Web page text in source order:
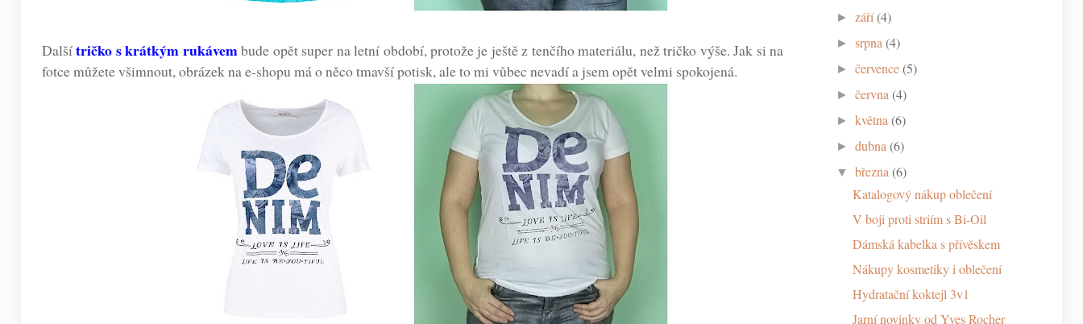
Dalšítričko s krátkým rukávembude opět super na letní období, protože je ještě z tenčího materiálu, než tričko výše. Jak si na
fotce můžete všimnout, obrázek na e-shopu má o něco tmavší potisk, ale to mi vůbec nevadí a jsem opět velmi spokojená.
► září(4)
►srpna (4)
►července(5)
►června (4)
►května (6)
►dubna (6)
▼ března (6)
Katalogový nákup oblečení
V boji proti striím s Bi-Oil
Dámská kabelka s přívěskem
Nákupy kosmetiky i oblečení
Hydratační koktejl 3v1
Jarní novinky od Yves Rocher